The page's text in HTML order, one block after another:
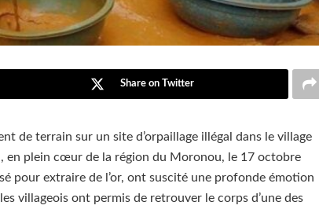
Share on Twitter
de terrain sur un site d’orpaillage illégal dans le village
en plein cœur de la région du Moronou, le 17 octobre
pour extraire de l’or, ont suscité une profonde émotion
villageois ont permis de retrouver le corps d’une des